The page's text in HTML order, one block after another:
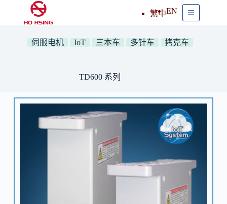
繁中EN
伺服电机 IoT 三本车 多针车 拷克车
TD600 系列